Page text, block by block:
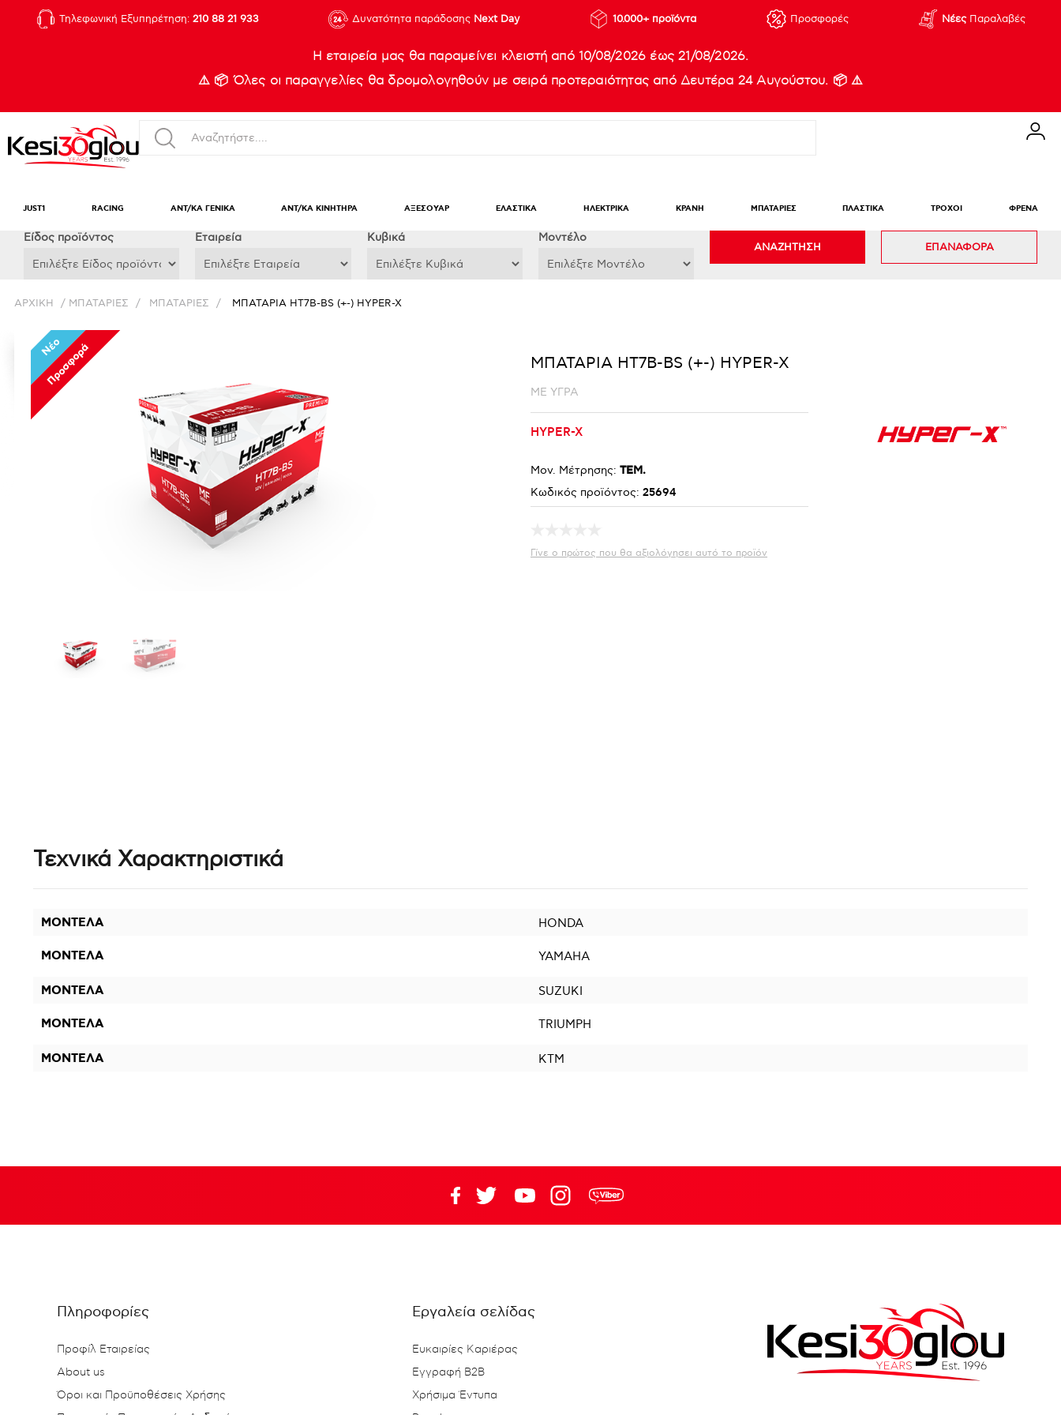
Τηλεφωνική Εξυπηρέτηση: 210 88 21 933 Δυνατότητα παράδοσης Next Day 10.000+ προϊόντα Προσφορές ΝέεςΠαραλαβές
Η εταιρεία μας θα παραμείνει κλειστή από 10/08/2026 έως 21/08/2026.
⚠️ 📦 Όλες οι παραγγελίες θα δρομολογηθούν με σειρά προτεραιότητας από Δευτέρα 24 Αυγούστου. 📦 ⚠️
JUST1 RACING ΑΝΤ/ΚΑ ΓΕΝΙΚΑ ΑΝΤ/ΚΑ ΚΙΝΗΤΗΡΑ ΑΞΕΣΟΥΑΡ ΕΛΑΣΤΙΚΑ ΗΛΕΚΤΡΙΚΑ ΚΡΑΝΗ ΜΠΑΤΑΡΙΕΣ ΠΛΑΣΤΙΚΑ ΤΡΟΧΟΙ ΦΡΕΝΑ
Eίδος προϊόντος Εταιρεία Κυβικά Μοντέλο
ΑΝΑΖΗΤΗΣΗ ΕΠΑΝΑΦΟΡΑ
ΑΡΧΙΚΉ / ΜΠΑΤΑΡΙΕΣ / ΜΠΑΤΑΡΙΕΣ / ΜΠΑΤΑΡΙΑ HT7B-BS (+-) HYPER-X
Νέο
Προσφορά ΜΠΑΤΑΡΙΑ HT7B-BS (+-) HYPER-X
ΜΕ ΥΓΡΑ
HYPER-X
Μον. Μέτρησης: ΤΕΜ.
Κωδικός προϊόντος: 25694
Γίνε ο πρώτος που θα αξιολόγησει αυτό το προϊόν
Τεχνικά Χαρακτηριστικά
ΜΟΝΤΕΛΑ HONDA
ΜΟΝΤΕΛΑ YAMAHA
ΜΟΝΤΕΛΑ SUZUKI
ΜΟΝΤΕΛΑ TRIUMPH
ΜΟΝΤΕΛΑ KTM
Πληροφορίες
Προφίλ Εταιρείας
About us
Όροι και Προϋποθέσεις Χρήσης
Εργαλεία σελίδας
Ευκαιρίες Καριέρας
Εγγραφή B2B
Χρήσιμα Έντυπα